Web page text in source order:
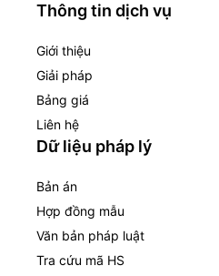
Thông tin dịch vụ
Giới thiệu
Giải pháp
Bảng giá
Liên hệ
Dữ liệu pháp lý
Bản án
Hợp đồng mẫu
Văn bản pháp luật
Tra cứu mã HS